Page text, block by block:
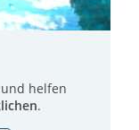
helfen
.